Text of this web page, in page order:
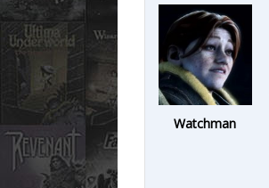
Watchman